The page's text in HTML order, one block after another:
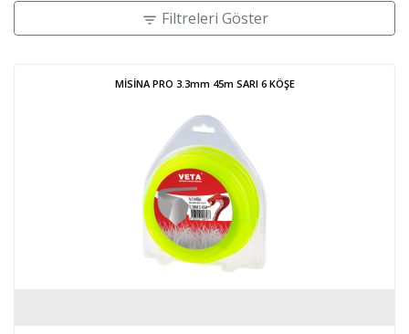
filter_list Filtreleri Göster
MİSİNA PRO 3.3mm 45m SARI 6 KÖŞE